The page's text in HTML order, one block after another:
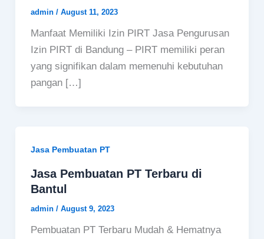
admin / August 11, 2023
Manfaat Memiliki Izin PIRT Jasa Pengurusan
Izin PIRT di Bandung – PIRT memiliki peran
yang signifikan dalam memenuhi kebutuhan
pangan […]
Jasa Pembuatan PT
Jasa Pembuatan PT Terbaru di
Bantul
admin / August 9, 2023
Pembuatan PT Terbaru Mudah & Hematnya